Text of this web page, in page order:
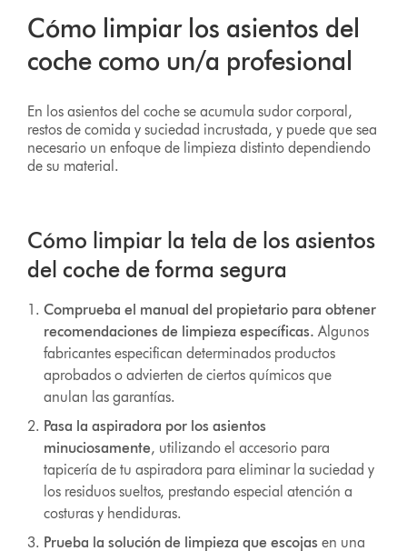
Cómo limpiar los asientos del
coche como un/a profesional
En los asientos del coche se acumula sudor corporal,
restos de comida y suciedad incrustada, y puede que sea
necesario un enfoque de limpieza distinto dependiendo
de su material.
Cómo limpiar la tela de los asientos
del coche de forma segura
Comprueba el manual del propietario para obtener
recomendaciones de limpieza específicas.Algunos
fabricantes especifican determinados productos
aprobados o advierten de ciertos químicos que
anulan las garantías.
Pasa la aspiradora por los asientos
minuciosamente, utilizando el accesorio para
tapicería de tu aspiradora para eliminar la suciedad y
los residuos sueltos, prestando especial atención a
costuras y hendiduras.
Prueba la solución de limpieza que escojasen una